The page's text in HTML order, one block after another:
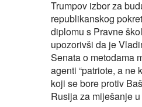
Trumpov izbor za
republikanskog
diplomu s Pravne
upozorivši da je
Senata o metodama
agenti “patriote, a
koji se bore protiv
Rusija za miješanje